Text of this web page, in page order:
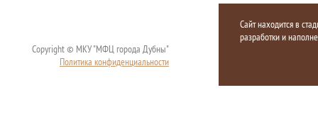
Copyright © МКУ "МФЦ города Дубны"
Политика конфиденциальности
Сайт находится в
разработки и